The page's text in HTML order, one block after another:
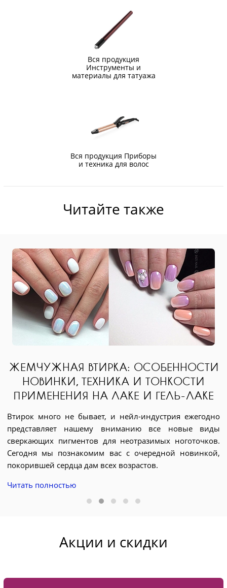
Вся продукция
Инструменты и
материалы для татуажа
Вся продукция Приборы
и техника для волос
Читайте также
ЖЕМЧУЖНАЯ ВТИРКА: ОСОБЕННОСТИ
НОВИНКИ, ТЕХНИКА И ТОНКОСТИ
ПРИМЕНЕНИЯ НА ЛАКЕ И ГЕЛЬ-ЛАКЕ
Втирок много не бывает, и нейл-индустрия ежегодно
представляет нашему вниманию все новые виды
сверкающих пигментов для неотразимых ноготочков.
Сегодня мы познакомим вас с очередной новинкой,
покорившей сердца дам всех возрастов.
Читать полностью
Акции и скидки